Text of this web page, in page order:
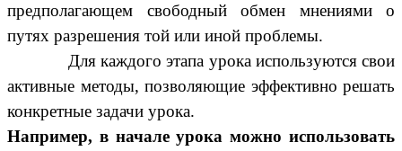
предполагающем свободный обмен мнениями о
путях разрешения той или иной проблемы.
Для каждого этапа урока используются свои
активные методы, позволяющие эффективно решать
конкретные задачи урока.
Например, в начале урока можно использовать